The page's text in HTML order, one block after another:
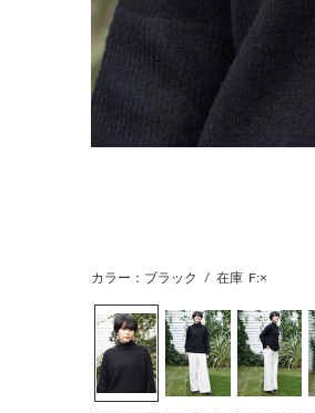
カラー：ブラック / 在庫 F:×